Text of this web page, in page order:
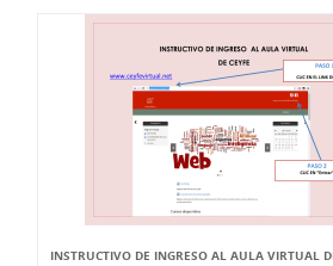
INSTRUCTIVO DE INGRESO AL AULA VIRTUAL